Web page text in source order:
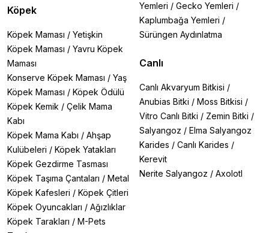
Köpek
Köpek Maması / Yetişkin
Köpek Maması / Yavru Köpek
Maması
Konserve Köpek Maması / Yaş
Köpek Maması / Köpek Ödülü
Köpek Kemik / Çelik Mama
Kabı
Köpek Mama Kabı / Ahşap
Kulübeleri / Köpek Yatakları
Köpek Gezdirme Tasması
Köpek Taşıma Çantaları / Metal
Köpek Kafesleri / Köpek Çitleri
Köpek Oyuncakları / Ağızlıklar
Köpek Tarakları / M-Pets
Yemleri / Gecko Yemleri /
Kaplumbağa Yemleri /
Sürüngen Aydınlatma
Canlı
Canlı Akvaryum Bitkisi /
Anubias Bitki / Moss Bitkisi /
Vitro Canlı Bitki / Zemin Bitki /
Salyangoz / Elma Salyangoz
Karides / Canlı Karides /
Kerevit
Nerite Salyangoz / Axolotl